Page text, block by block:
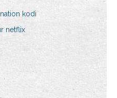
kodi
netflix